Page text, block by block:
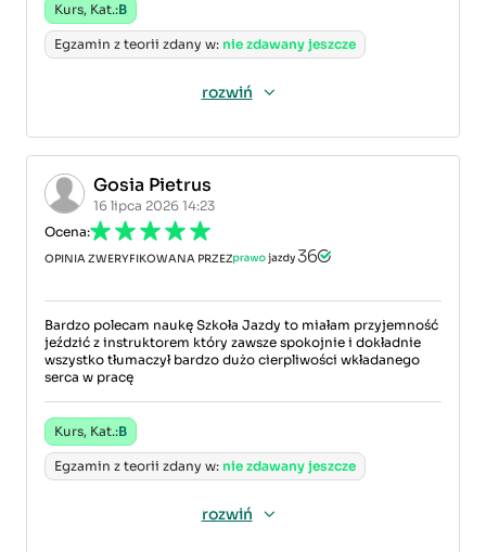
Kurs, Kat.:B
Egzamin z teorii zdany w: nie zdawany jeszcze
rozwiń
Gosia Pietrus
16 lipca 2026 14:23
Ocena:
OPINIA ZWERYFIKOWANA PRZEZ
Bardzo polecam naukę Szkoła Jazdy to miałam przyjemność
jeździć z instruktorem który zawsze spokojnie i dokładnie
wszystko tłumaczył bardzo dużo cierpliwości wkładanego
serca w pracę
Kurs, Kat.:B
Egzamin z teorii zdany w: nie zdawany jeszcze
rozwiń